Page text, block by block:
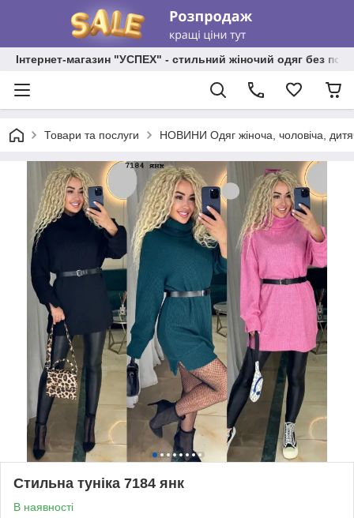
Інтернет-магазин "УСПЕХ" - стильний жіночий одяг без
Товари та послуги НОВИНИ Одяг жіноча, чоловіча,
Стильна тунiка 7184 янк
В наявності